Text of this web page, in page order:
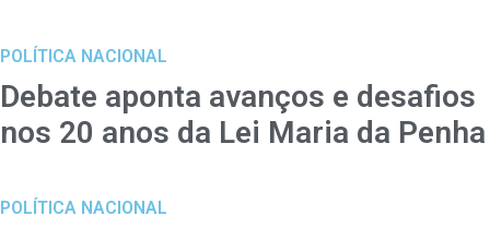
POLÍTICA NACIONAL
Debate aponta avanços e desafios
nos 20 anos da Lei Maria da Penha
POLÍTICA NACIONAL